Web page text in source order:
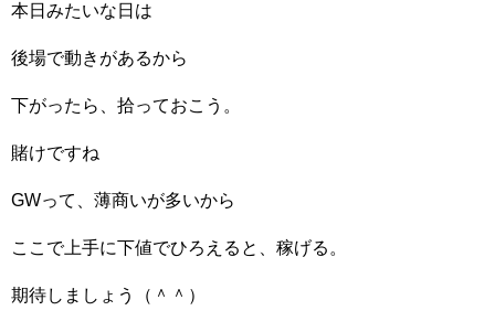
本日みたいな日は
後場で動きがあるから
下がったら、拾っておこう。
賭けですね
GWって、薄商いが多いから
ここで上手に下値でひろえると、稼げる。
期待しましょう（＾＾）